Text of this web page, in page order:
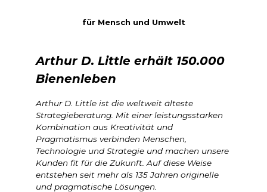
für Mensch und Umwelt
Arthur D. Little erhält 150.000
Bienenleben
Arthur D. Little ist die weltweit älteste
Strategieberatung. Mit einer leistungsstarken
Kombination aus Kreativität und
Pragmatismus verbinden Menschen,
Technologie und Strategie und machen unsere
Kunden fit für die Zukunft. Auf diese Weise
entstehen seit mehr als 135 Jahren originelle
und pragmatische Lösungen.